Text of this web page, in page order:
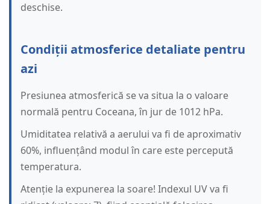
deschise.
Condiții atmosferice detaliate pentru
azi
Presiunea atmosferică se va situa la o valoare
normală pentru Coceana, în jur de 1012 hPa.
Umiditatea relativă a aerului va fi de aproximativ
60%, influențând modul în care este percepută
temperatura.
Atenție la expunerea la soare! Indexul UV va fi